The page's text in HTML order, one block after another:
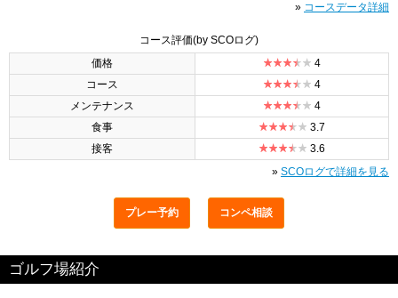
» コースデータ詳細
コース評価(by SCOログ)
価格
4
コース
4
メンテナンス
4
食事
3.7
接客
3.6
» SCOログで詳細を見る
プレー予約 コンペ相談
ゴルフ場紹介